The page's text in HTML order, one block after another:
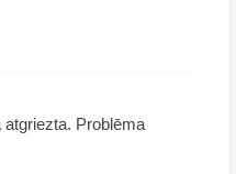
atgriezta. Problēma